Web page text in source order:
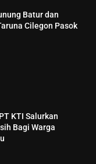
Batur dan
Cilegon Pasok
KTI Salurkan
Bagi Warga